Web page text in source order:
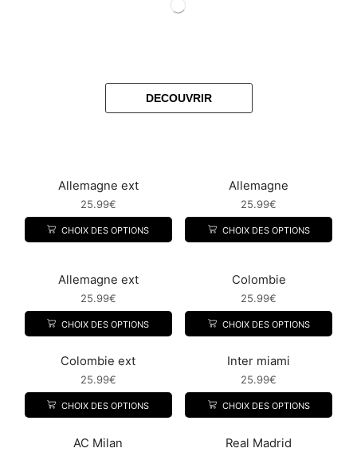
DECOUVRIR
Allemagne ext
25.99€
CHOIX DES OPTIONS
Allemagne
25.99€
CHOIX DES OPTIONS
Allemagne ext
25.99€
CHOIX DES OPTIONS
Colombie
25.99€
CHOIX DES OPTIONS
Colombie ext
25.99€
CHOIX DES OPTIONS
Inter miami
25.99€
CHOIX DES OPTIONS
AC Milan Real Madrid